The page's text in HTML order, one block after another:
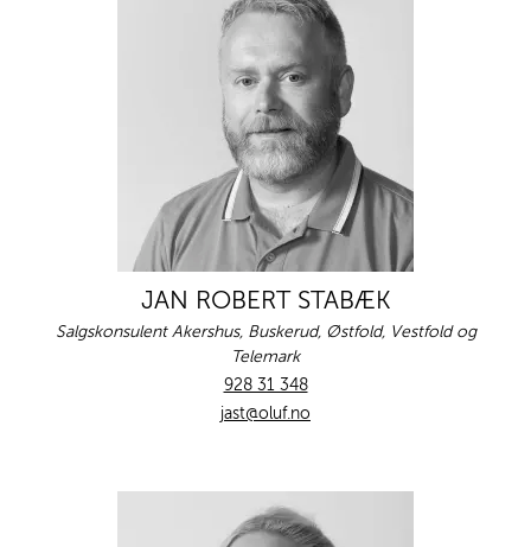
JAN ROBERT STABÆK
Salgskonsulent Akershus, Buskerud, Østfold, Vestfold og
Telemark
928 31 348
jast@oluf.no